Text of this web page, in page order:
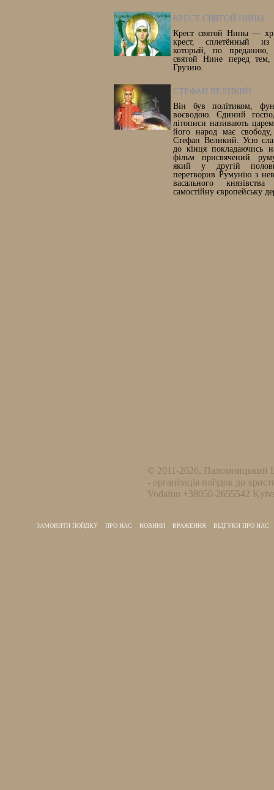
КРЕСТ СВЯТОЙ НИНЫ
Крест святой Нины —
крест, сплетённый
который, по преданию,
святой Нине перед
Грузию.
СТЕФАН ВЕЛИКИЙ
Він був політиком,
воєводою. Єдиний
літописи називають
його народ має свободу,
Стефан Великий. Усю
до кінця покладаючись
фільм присвячений
який у другій
перетворив Румунію з
васального
самостійну європейську
© 2011-2026, Паломницький
- організація поїздок до
Vodafon +38050-2655542
ЗАМОВИТИ ПОЇЗДКУ ПРО НАС НОВИНИ ВРАЖЕННЯ ВІДГУКИ ПРО НАС